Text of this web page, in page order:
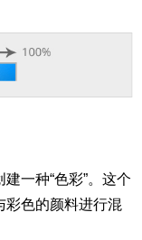
一种“色彩”。这个
彩色的颜料进行混